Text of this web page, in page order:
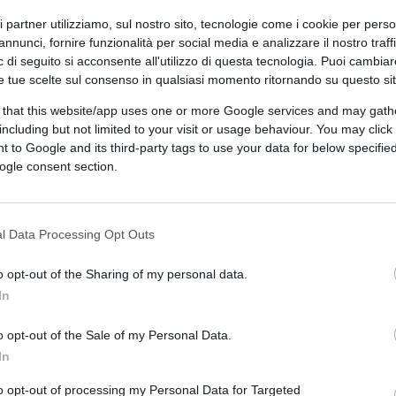
partner utilizziamo, sul nostro sito, tecnologie come i cookie per
fornire funzionalità per social media e analizzare il nostro
di seguito si acconsente all'utilizzo di questa tecnologia. Puoi
tue scelte sul consenso in qualsiasi momento ritornando su questo
that this website/app uses one or more Google services and may
but not limited to your visit or usage behaviour. You may
to Google and its third-party tags to use your data for below
consent section.
Data Processing Opt Outs
opt-out of the Sharing of my personal data.
opt-out of the Sale of my Personal Data.
opt-out of processing my Personal Data for Targeted
su Google
più tardi di una settimana fa
ilsuper green passe lo faceva vendendolo
festività natalizie. Salvarle ai vaccinati
visto che abbiamo appurato che senza
della società.